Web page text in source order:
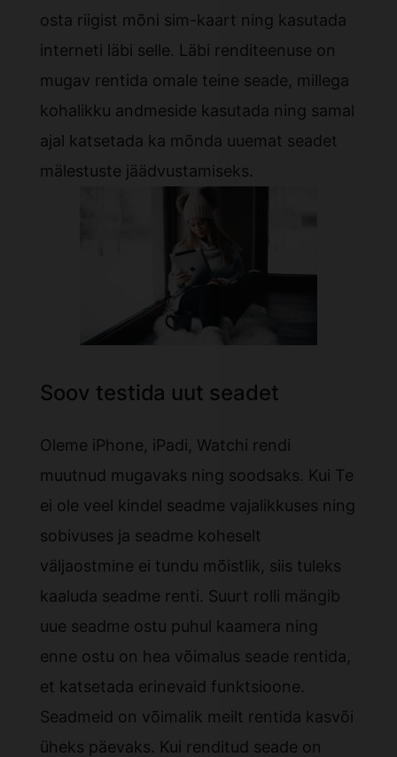
osta riigist mõni sim-kaart ning kasutada
interneti läbi selle. Läbi renditeenuse on
mugav rentida omale teine seade, millega
kohalikku andmeside kasutada ning samal
ajal katsetada ka mõnda uuemat seadet
mälestuste jäädvustamiseks.
Soov testida uut seadet
Oleme iPhone, iPadi, Watchi rendi
muutnud mugavaks ning soodsaks. Kui Te
ei ole veel kindel seadme vajalikkuses ning
sobivuses ja seadme koheselt
väljaostmine ei tundu mõistlik, siis tuleks
kaaluda seadme renti. Suurt rolli mängib
uue seadme ostu puhul kaamera ning
enne ostu on hea võimalus seade rentida,
et katsetada erinevaid funktsioone.
Seadmeid on võimalik meilt rentida kasvõi
üheks päevaks. Kui renditud seade on